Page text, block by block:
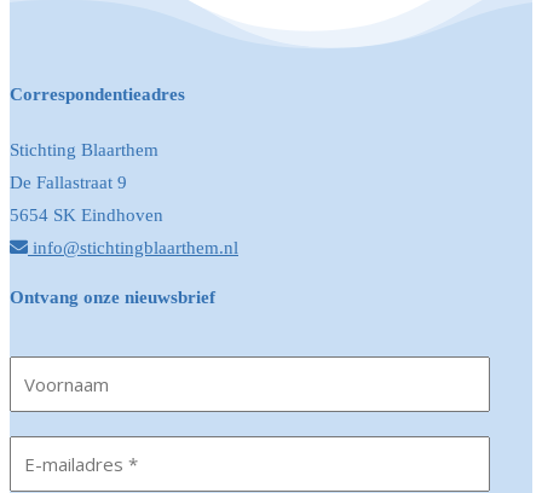
Correspondentieadres
Stichting Blaarthem
De Fallastraat 9
5654 SK Eindhoven
info@stichtingblaarthem.nl
Ontvang onze nieuwsbrief